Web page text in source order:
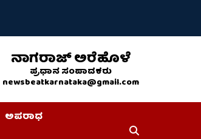
ನಾಗರಾಜ್ ಅರೆಹೊಳೆ
ಪ್ರಧಾನ ಸಂಪಾದಕರು
newsbeatkarnataka@gmail.com
ಅಪರಾಧ